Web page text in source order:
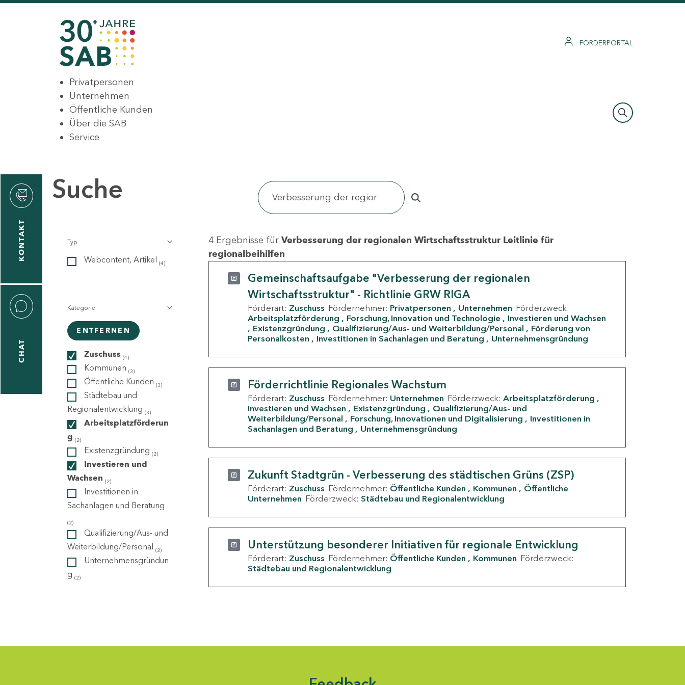
FÖRDERPORTAL
Privatpersonen
Unternehmen
Öffentliche Kunden
Über die SAB
Service
KONTAKT
CHAT
Suche
Typ
Webcontent, Artikel (4)
Kategorie
ENTFERNEN
Zuschuss (4)
Kommunen (3)
Öffentliche Kunden (3)
Städtebau und
Regionalentwicklung (3)
Arbeitsplatzförderun
g (2)
Existenzgründung (2)
Investieren und
Wachsen (2)
Investitionen in
Sachanlagen und Beratung
(2)
Qualifizierung/Aus- und
Weiterbildung/Personal (2)
Unternehmensgründun
g (2)
4 Ergebnisse für Verbesserung der regionalen Wirtschaftsstruktur Leitlinie für
regionalbeihilfen
Gemeinschaftsaufgabe "Verbesserung der regionalen
Wirtschaftsstruktur" - Richtlinie GRW RIGA
Förderart: Zuschuss Fördernehmer: Privatpersonen Unternehmen Förderzweck:
Arbeitsplatzförderung
Forschung, Innovation und Technologie
Investieren und Wachsen
Existenzgründung
Qualifizierung/Aus- und Weiterbildung/Personal
Förderung von
Personalkosten
Investitionen in Sachanlagen und Beratung Unternehmensgründung
Förderrichtlinie Regionales Wachstum
Förderart: Zuschuss Fördernehmer: Unternehmen Förderzweck: Arbeitsplatzförderung
Investieren und Wachsen
Existenzgründung
Qualifizierung/Aus- und
Weiterbildung/Personal
Forschung, Innovationen und Digitalisierung
Investitionen in
Sachanlagen und Beratung
Unternehmensgründung
Zukunft Stadtgrün - Verbesserung des städtischen Grüns (ZSP)
Förderart: Zuschuss Fördernehmer: Öffentliche Kunden Kommunen
Öffentliche
Unternehmen Förderzweck: Städtebau und Regionalentwicklung
Unterstützung besonderer Initiativen für regionale Entwicklung
Förderart: Zuschuss Fördernehmer: Öffentliche Kunden Kommunen Förderzweck:
Städtebau und Regionalentwicklung